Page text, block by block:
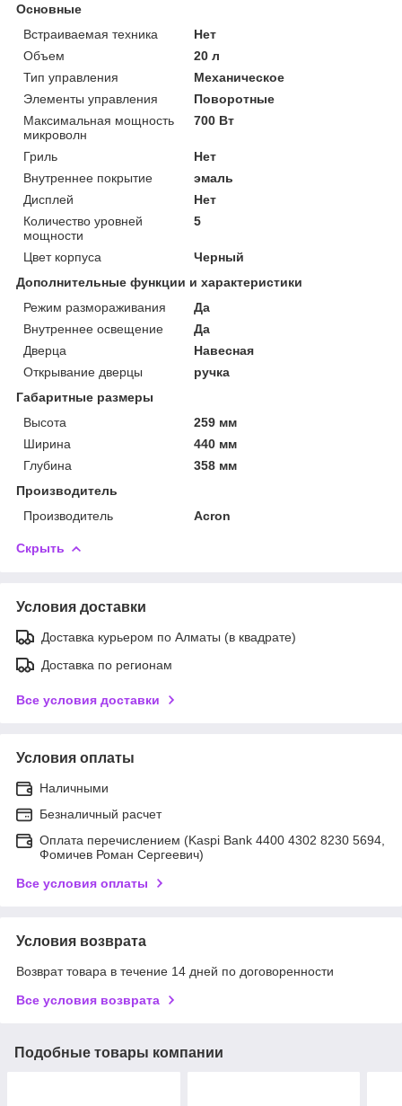
Основные
Встраиваемая техника
Нет
Объем
20 л
Тип управления
Механическое
Элементы управления
Поворотные
Максимальная мощность
микроволн
700 Вт
Гриль
Нет
Внутреннее покрытие
эмаль
Дисплей
Нет
Количество уровней
мощности
5
Цвет корпуса
Черный
Дополнительные функции и характеристики
Режим размораживания
Да
Внутреннее освещение
Да
Дверца
Навесная
Открывание дверцы
ручка
Габаритные размеры
Высота
259 мм
Ширина
440 мм
Глубина
358 мм
Производитель
Производитель
Acron
Скрыть
Условия доставки
Доставка курьером по Алматы (в квадрате)
Доставка по регионам
Все условия доставки
Условия оплаты
Наличными
Безналичный расчет
Оплата перечислением (Kaspi Bank 4400 4302 8230 5694,
Фомичев Роман Сергеевич)
Все условия оплаты
Условия возврата
Возврат товара в течение 14 дней по договоренности
Все условия возврата
Подобные товары компании